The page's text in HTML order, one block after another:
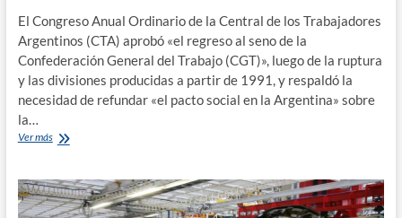
El Congreso Anual Ordinario de la Central de los Trabajadores
Argentinos (CTA) aprobó «el regreso al seno de la
Confederación General del Trabajo (CGT)», luego de la ruptura
y las divisiones producidas a partir de 1991, y respaldó la
necesidad de refundar «el pacto social en la Argentina» sobre
la…
Ver másLa
a
la